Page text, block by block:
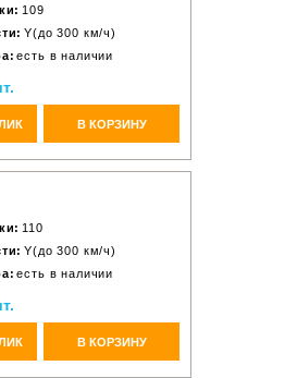
109
Y(до 300 км/ч)
есть в наличии
В КОРЗИНУ
110
Y(до 300 км/ч)
есть в наличии
В КОРЗИНУ